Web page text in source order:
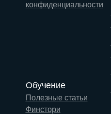
Обучение
Полезные статьи
Финстори
конфиденциальности